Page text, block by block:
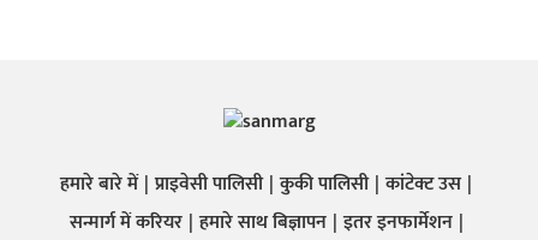
हमारे बारे में प्राइवेसी पालिसी कुकी पालिसी कांटेक्ट उस
सन्मार्ग में करियर हमारे साथ बिज्ञापन इतर इनफार्मेशन